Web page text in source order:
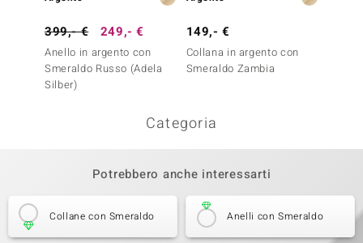
399,- € 249,- €
Anello in argento con
Smeraldo Russo (Adela
Silber)
149,- €
Collana in argento con
Smeraldo Zambia
Categoria
Potrebbero anche interessarti
Collane con Smeraldo Anelli con Smeraldo